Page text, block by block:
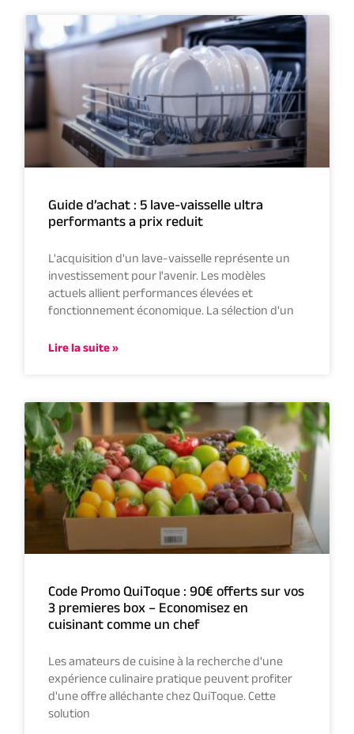
Guide d’achat : 5 lave-vaisselle ultra
performants a prix reduit
L'acquisition d'un lave-vaisselle représente un
investissement pour l'avenir. Les modèles
actuels allient performances élevées et
fonctionnement économique. La sélection d'un
Lire la suite »
Code Promo QuiToque : 90€ offerts sur vos
3 premieres box – Economisez en
cuisinant comme un chef
Les amateurs de cuisine à la recherche d'une
expérience culinaire pratique peuvent profiter
d'une offre alléchante chez QuiToque. Cette
solution